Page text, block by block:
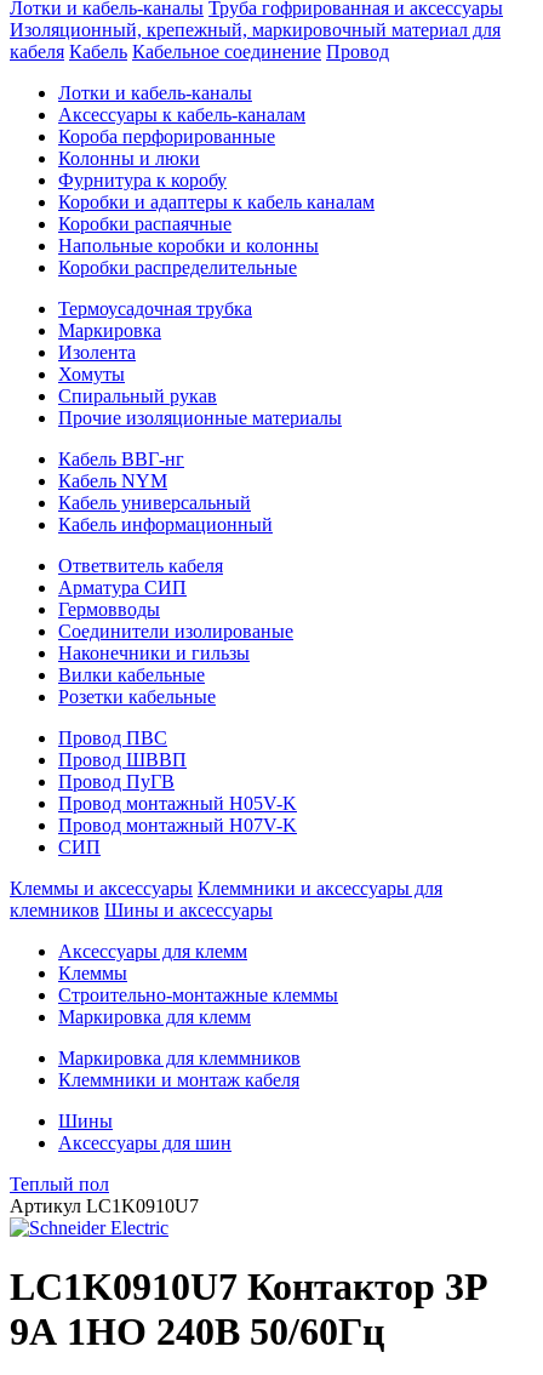
Лотки и кабель-каналы Труба гофрированная и аксессуары
Изоляционный, крепежный, маркировочный материал для
кабеля Кабель Кабельное соединение Провод
Лотки и кабель-каналы
Аксессуары к кабель-каналам
Короба перфорированные
Колонны и люки
Фурнитура к коробу
Коробки и адаптеры к кабель каналам
Коробки распаячные
Напольные коробки и колонны
Коробки распределительные
Термоусадочная трубка
Маркировка
Изолента
Хомуты
Спиральный рукав
Прочие изоляционные материалы
Кабель ВВГ-нг
Кабель NYM
Кабель универсальный
Кабель информационный
Ответвитель кабеля
Арматура СИП
Гермовводы
Соединители изолированые
Наконечники и гильзы
Вилки кабельные
Розетки кабельные
Провод ПВС
Провод ШВВП
Провод ПуГВ
Провод монтажный H05V-K
Провод монтажный H07V-K
СИП
Клеммы и аксессуары Клеммники и аксессуары для
клемников Шины и аксессуары
Аксессуары для клемм
Клеммы
Строительно-монтажные клеммы
Маркировка для клемм
Маркировка для клеммников
Клеммники и монтаж кабеля
Шины
Аксессуары для шин
Теплый пол
Артикул LC1K0910U7
LC1K0910U7 Контактор 3Р
9А 1НО 240В 50/60Гц